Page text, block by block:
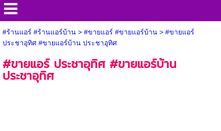
#ร้านแอร์ #ร้านแอร์บ้าน> #ขายแอร์ #ขายแอร์บ้าน> #ขายแอร์
ประชาอุทิศ #ขายแอร์บ้าน ประชาอุทิศ
#ขายแอร์ ประชาอุทิศ #ขายแอร์บ้าน
ประชาอุทิศ